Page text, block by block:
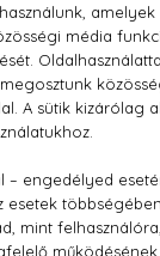
(WATER),
3,
(YELLOW 5), CI